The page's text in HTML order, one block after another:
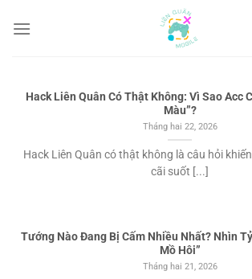
đến
Hack Liên Quân Có Thật Không: Vì Sao Acc
Màu”?
Tháng hai 22, 2026
Hack Liên Quân có thật không là câu hỏi
cãi suốt [...]
Tướng Nào Đang Bị Cấm Nhiều Nhất? Nhìn
Mồ Hôi”
Tháng hai 21, 2026